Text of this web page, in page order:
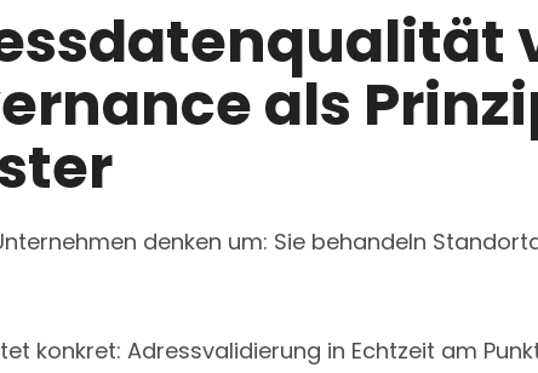
als
denken um: Sie behandeln
konkret: Adressvalidierung in Echtzeit am